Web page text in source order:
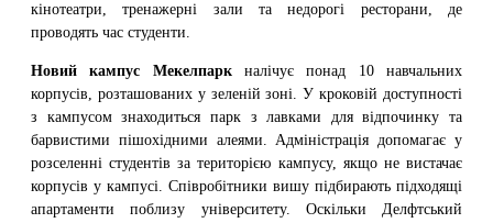
кінотеатри, тренажерні зали та недорогі ресторани, де
проводять час студенти.
Новий кампус Мекелпаркналічує понад 10 навчальних
корпусів, розташованих у зеленій зоні. У кроковій доступності
з кампусом знаходиться парк з лавками для відпочинку та
барвистими пішохідними алеями. Адміністрація допомагає у
розселенні студентів за територією кампусу, якщо не вистачає
корпусів у кампусі. Співробітники вишу підбирають підходящі
апартаменти поблизу університету. Оскільки Делфтський